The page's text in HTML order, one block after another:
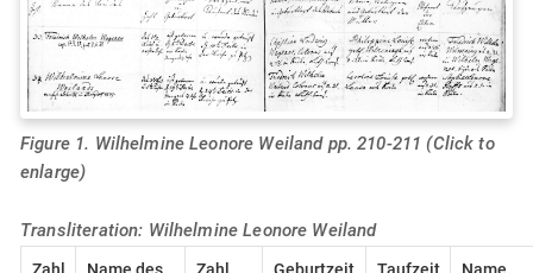
Figure 1. Wilhelmine Leonore Weiland pp. 210-211 (Click to
enlarge)
Transliteration: Wilhelmine Leonore Weiland